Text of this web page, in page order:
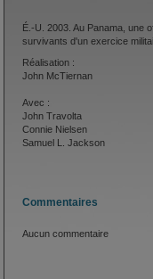
É.-U. 2003. Au Panama, une
survivants d'un exercice
Réalisation :
John McTiernan
Avec :
John Travolta
Connie Nielsen
Samuel L. Jackson
Taye Diggs
Dash Mihok
Commentaires
Aucun commentaire